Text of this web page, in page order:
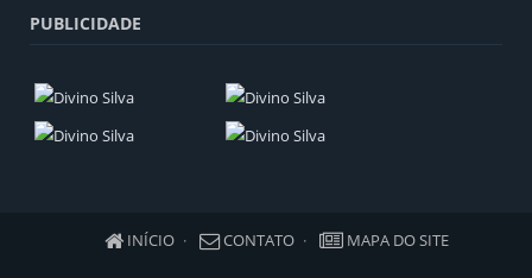
PUBLICIDADE
INÍCIO CONTATO MAPA DO SITE